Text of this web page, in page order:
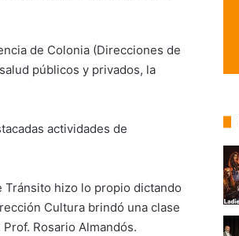
de Colonia (Direcciones de
públicos y privados, la
actividades de
Tránsito hizo lo propio dictando
Cultura brindó una clase
Rosario Almandós.